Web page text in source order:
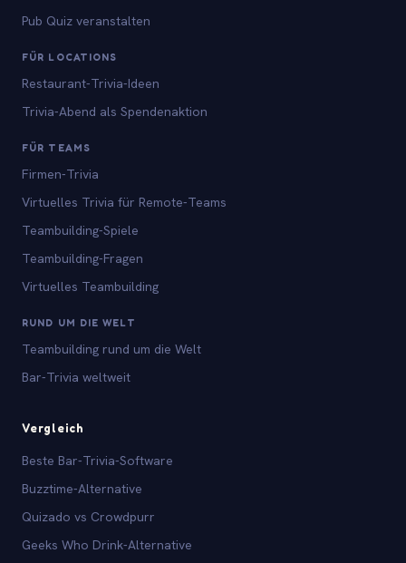
Pub Quiz veranstalten
FÜR LOCATIONS
Restaurant-Trivia-Ideen
Trivia-Abend als Spendenaktion
FÜR TEAMS
Firmen-Trivia
Virtuelles Trivia für Remote-Teams
Teambuilding-Spiele
Teambuilding-Fragen
Virtuelles Teambuilding
RUND UM DIE WELT
Teambuilding rund um die Welt
Bar-Trivia weltweit
Vergleich
Beste Bar-Trivia-Software
Buzztime-Alternative
Quizado vs Crowdpurr
Geeks Who Drink-Alternative